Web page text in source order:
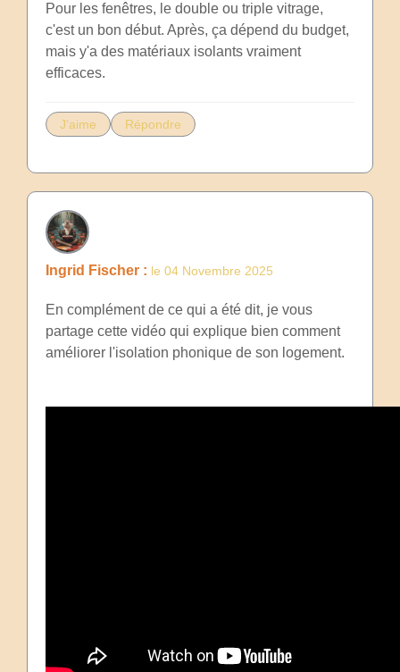
Pour les fenêtres, le double ou triple vitrage,
c'est un bon début. Après, ça dépend du budget,
mais y'a des matériaux isolants vraiment
efficaces.
J'aime Répondre
Ingrid Fischer : le 04 Novembre 2025
En complément de ce qui a été dit, je vous
partage cette vidéo qui explique bien comment
améliorer l'isolation phonique de son logement.